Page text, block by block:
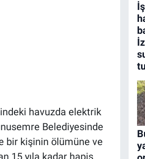
havuzda elektrik
Belediyesinde
bir kişinin ölümüne ve
15 yıla kadar hapis